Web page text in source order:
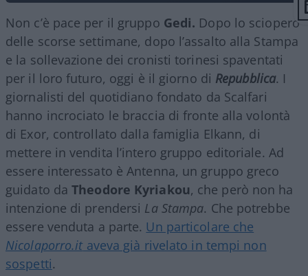
Non c’è pace per il gruppo Gedi. Dopo lo sciopero
delle scorse settimane, dopo l’assalto alla Stampa
e la sollevazione dei cronisti torinesi spaventati
per il loro futuro, oggi è il giorno di Repubblica. I
giornalisti del quotidiano fondato da Scalfari
hanno incrociato le braccia di fronte alla volontà
di Exor, controllato dalla famiglia Elkann, di
mettere in vendita l’intero gruppo editoriale. Ad
essere interessato è Antenna, un gruppo greco
guidato daTheodore Kyriakou, che però non ha
intenzione di prendersi La Stampa. Che potrebbe
essere venduta a parte. Un particolare che
Nicolaporro.itaveva già rivelato in tempi non
sospetti.